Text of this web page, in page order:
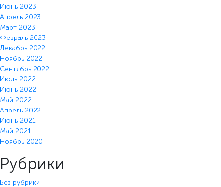
Июнь 2023
Апрель 2023
Март 2023
Февраль 2023
Декабрь 2022
Ноябрь 2022
Сентябрь 2022
Июль 2022
Июнь 2022
Май 2022
Апрель 2022
Июнь 2021
Май 2021
Ноябрь 2020
Рубрики
Без рубрики